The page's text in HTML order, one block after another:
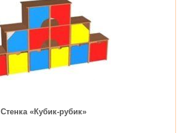
Стенка «Кубик-рубик»